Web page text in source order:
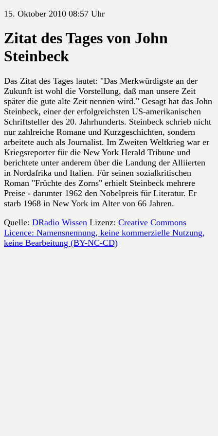
15. Oktober 2010 08:57 Uhr
Zitat des Tages von John
Steinbeck
Das Zitat des Tages lautet: "Das Merkwürdigste an der
Zukunft ist wohl die Vorstellung, daß man unsere Zeit
später die gute alte Zeit nennen wird." Gesagt hat das John
Steinbeck, einer der erfolgreichsten US-amerikanischen
Schriftsteller des 20. Jahrhunderts. Steinbeck schrieb nicht
nur zahlreiche Romane und Kurzgeschichten, sondern
arbeitete auch als Journalist. Im Zweiten Weltkrieg war er
Kriegsreporter für die New York Herald Tribune und
berichtete unter anderem über die Landung der Alliierten
in Nordafrika und Italien. Für seinen sozialkritischen
Roman "Früchte des Zorns" erhielt Steinbeck mehrere
Preise - darunter 1962 den Nobelpreis für Literatur. Er
starb 1968 in New York im Alter von 66 Jahren.
Quelle: DRadio Wissen Lizenz: Creative Commons
Licence: Namensnennung, keine kommerzielle Nutzung,
keine Bearbeitung (BY-NC-CD)